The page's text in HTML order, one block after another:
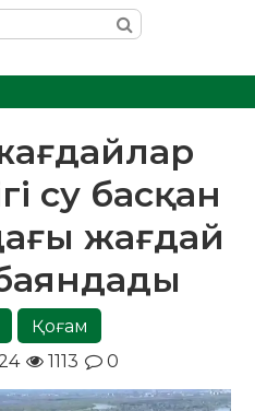
су басқан
жағдай
Қоғам
1113 0